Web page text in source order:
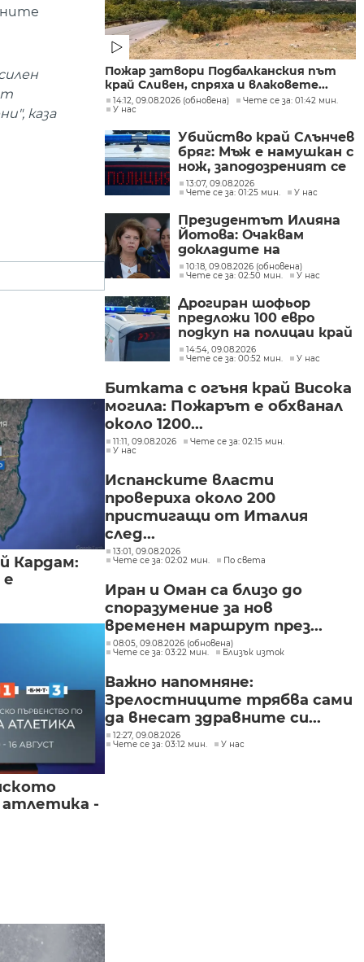
каза
Кардам:
е
атлетика -
Пожар затвори Подбалканския път
край Сливен, спряха и влаковете...
14:12, 09.08.2026 (обновена)
Чете се за: 01:42 мин.
У нас
Убийство край Слънчев
бряг: Мъж е намушкан с
нож, заподозреният се
опитал да избяга
13:07, 09.08.2026
Чете се за: 01:25 мин.
У нас
Президентът Илияна
Йотова: Очаквам
докладите на
службите какъв е
дронът и каква е била
10:18, 09.08.2026 (обновена)
Чете се за: 02:50 мин.
У нас
Дрогиран шофьор
предложи 100 евро
подкуп на полицаи край
Поморие
14:54, 09.08.2026
Чете се за: 00:52 мин.
У нас
Битката с огъня край Висока
могила: Пожарът е обхванал
около 1200...
11:11, 09.08.2026
Чете се за: 02:15 мин.
У нас
Испанските власти
провериха около 200
пристигащи от Италия
след...
13:01, 09.08.2026
Чете се за: 02:02 мин.
По света
Иран и Оман са близо до
споразумение за нов
временен маршрут през...
08:05, 09.08.2026 (обновена)
Чете се за: 03:22 мин.
Близък изток
Важно напомняне:
Зрелостниците трябва сами
да внесат здравните си...
12:27, 09.08.2026
Чете се за: 03:12 мин.
У нас